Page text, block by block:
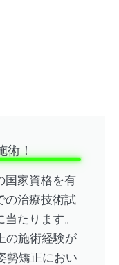
術！
国家資格を有
の治療技術試
たります。
の施術経験が
勢矯正におい